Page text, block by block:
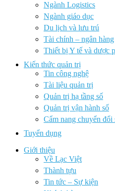
Ngành Logistics
Ngành giáo dục
Du lịch và lưu trú
Tài chính – ngân hàng
Thiết bị Y tế và dược
Kiến thức quản trị
Tin công nghệ
Tài liệu quản trị
Quản trị hạ tầng số
Quản trị vận hành số
Cẩm nang chuyển đổi
Tuyển dụng
Giới thiệu
Về Lạc Việt
Thành tựu
Tin tức – Sự kiện